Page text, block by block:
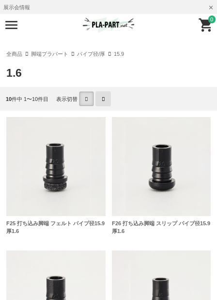
展示会情報
0
全商品 脚端プラパート パイプ径/厚 15.9
1.6
10件中 1〜10件目 表示切替
F25 打ち込み脚端 フェルト パイプ径15.9
厚1.6
F26 打ち込み脚端 スリップ パイプ径15.9
厚1.6